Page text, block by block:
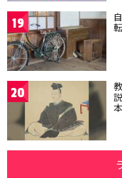
19
20